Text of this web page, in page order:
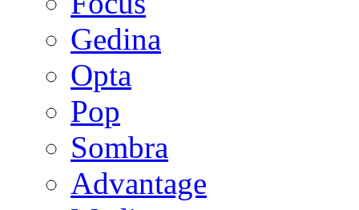
Gedina
Opta
Pop
Sombra
Advantage